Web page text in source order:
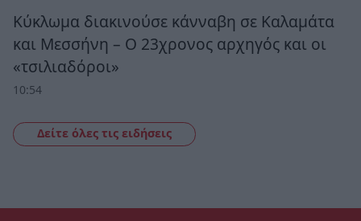
Κύκλωμα διακινούσε κάνναβη σε Καλαμάτα
και Μεσσήνη – Ο 23χρονος αρχηγός και οι
«τσιλιαδόροι»
10:54
Δείτε όλες τις ειδήσεις